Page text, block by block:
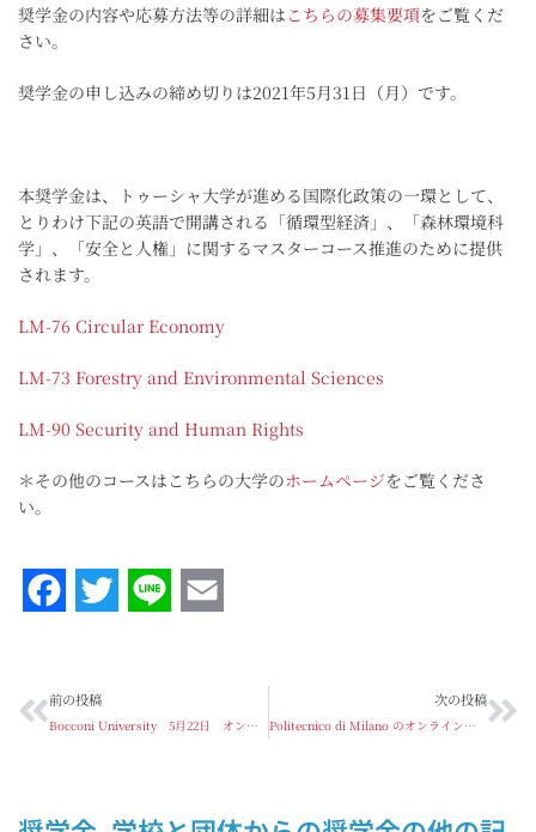
奨学金の内容や応募方法等の詳細は こちらの募集要項をご覧くだ
さい。
奨学金の申し込みの締め切りは2021年5月31日（月）です。
本奨学金は、トゥーシャ大学が進める国際化政策の一環として、
とりわけ下記の英語で開講される「循環型経済」、「森林環境科
学」、「安全と人権」に関するマスターコース推進のために提供
されます。
LM-76 Circular Economy
LM-73 Forestry and Environmental Sciences
LM-90 Security and Human Rights
＊その他のコースはこちらの大学のホームページをご覧くださ
い。
Facebook
Twitter Line
前の投稿
Bocconi University 5月22日 オンライン・オープンデイ開催のお知らせ！
次の投稿
Politecnico di Milano のオンラインセミナー 「Build the future」開催のお知らせ